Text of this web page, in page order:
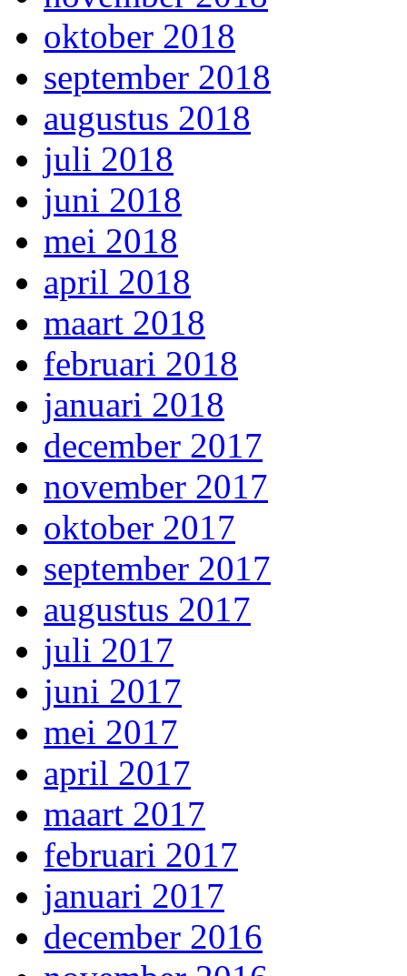
oktober 2018
september 2018
augustus 2018
juli 2018
juni 2018
mei 2018
april 2018
maart 2018
februari 2018
januari 2018
december 2017
november 2017
oktober 2017
september 2017
augustus 2017
juli 2017
juni 2017
mei 2017
april 2017
maart 2017
februari 2017
januari 2017
december 2016